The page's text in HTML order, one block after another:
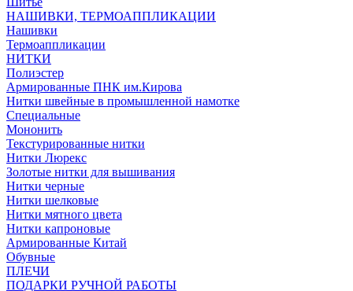
НАШИВКИ, ТЕРМОАППЛИКАЦИИ
Нашивки
Термоаппликации
НИТКИ
Полиэстер
Армированные ПНК им.Кирова
Нитки швейные в промышленной намотке
Специальные
Мононить
Текстурированные нитки
Нитки Люрекс
Золотые нитки для вышивания
Нитки черные
Нитки шелковые
Нитки мятного цвета
Нитки капроновые
Армированные Китай
Обувные
ПЛЕЧИ
ПОДАРКИ РУЧНОЙ РАБОТЫ